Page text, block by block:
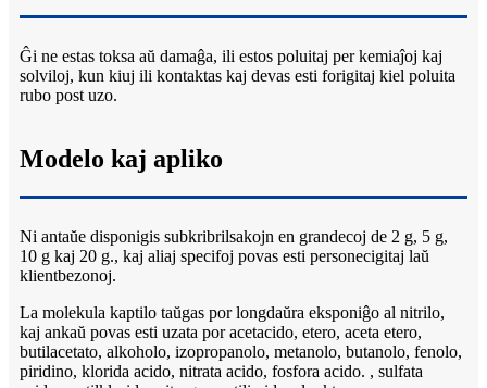
Ĝi ne estas toksa aŭ damaĝa, ili estos poluitaj per kemiaĵoj kaj
solviloj, kun kiuj ili kontaktas kaj devas esti forigitaj kiel poluita
rubo post uzo.
Modelo kaj apliko
Ni antaŭe disponigis subkribrilsakojn en grandecoj de 2 g, 5 g,
10 g kaj 20 g., kaj aliaj specifoj povas esti personecigitaj laŭ
klientbezonoj.
La molekula kaptilo taŭgas por longdaŭra eksponiĝo al nitrilo,
kaj ankaŭ povas esti uzata por acetacido, etero, aceta etero,
butilacetato, alkoholo, izopropanolo, metanolo, butanolo, fenolo,
piridino, klorida acido, nitrata acido, fosfora acido. , sulfata